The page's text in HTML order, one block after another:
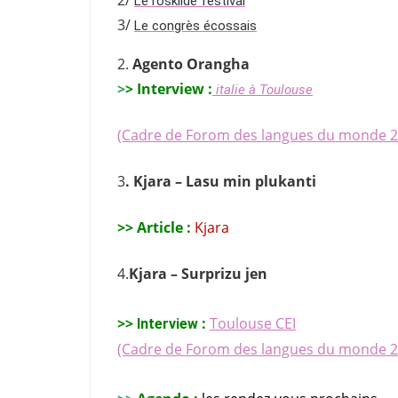
3/ Le congrès écossais
2. Agento Orangha
>> Interview : italie à Toulouse
(Cadre de Forom des langues du monde
3. Kjara – Lasu min plukanti
>> Article : Kjara
4.Kjara – Surprizu jen
>> Interview : Toulouse CEI
(Cadre de Forom des langues du monde